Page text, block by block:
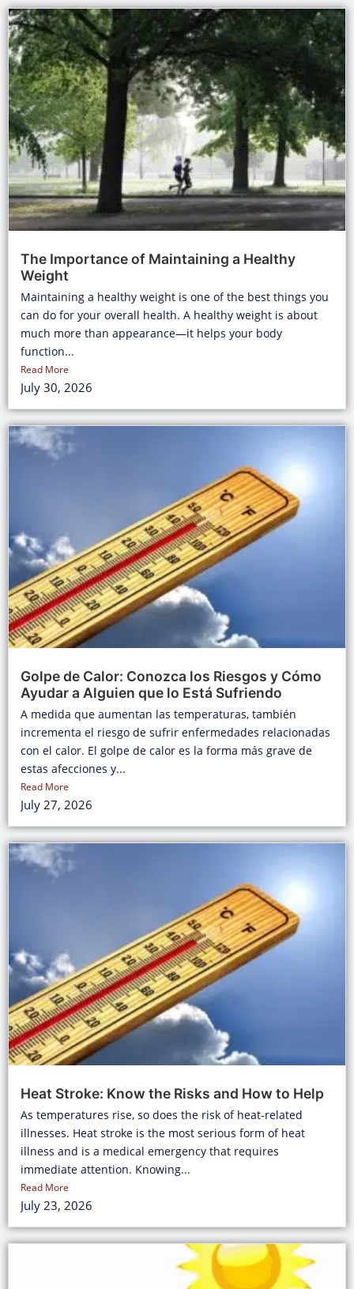
The Importance of Maintaining a Healthy
Weight
Maintaining a healthy weight is one of the best things you
can do for your overall health. A healthy weight is about
much more than appearance—it helps your body
function...
Read More
July 30, 2026
Golpe de Calor: Conozca los Riesgos y Cómo
Ayudar a Alguien que lo Está Sufriendo
A medida que aumentan las temperaturas, también
incrementa el riesgo de sufrir enfermedades relacionadas
con el calor. El golpe de calor es la forma más grave de
estas afecciones y...
Read More
July 27, 2026
Heat Stroke: Know the Risks and How to Help
As temperatures rise, so does the risk of heat-related
illnesses. Heat stroke is the most serious form of heat
illness and is a medical emergency that requires
immediate attention. Knowing...
Read More
July 23, 2026